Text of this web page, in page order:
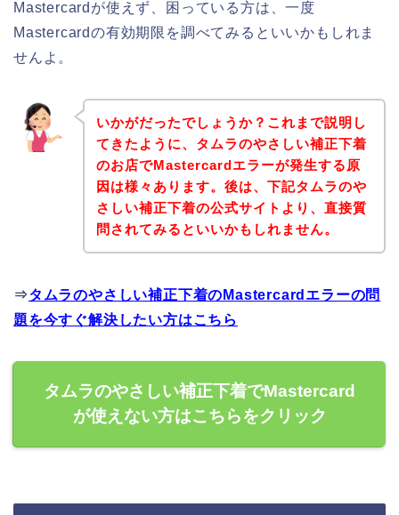
Mastercardが使えず、困っている方は、一度
Mastercardの有効期限を調べてみるといいかもしれま
せんよ。
いかがだったでしょうか？これまで説明し
てきたように、タムラのやさしい補正下着
のお店でMastercardエラーが発生する原
因は様々あります。後は、下記タムラのや
さしい補正下着の公式サイトより、直接質
問されてみるといいかもしれません。
⇒タムラのやさしい補正下着のMastercardエラーの問
題を今すぐ解決したい方はこちら
タムラのやさしい補正下着でMastercard
が使えない方はこちらをクリック